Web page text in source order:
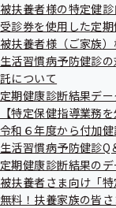
被扶養者様の特定健
受診券を使用した定
被扶養者様（ご家族
生活習慣病予防健診
託について
定期健康診断結果デ
【特定保健指導業務
令和６年度から付加
生活習慣病予防健診Q
定期健康診断結果の
被扶養者さま向け「
無料！扶養家族の皆
調達情報
採用情報